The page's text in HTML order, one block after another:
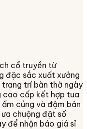
cổ truyền từ
đặc sắc xuất xưởng
trang trí bàn thờ ngày
cao cấp kết hợp tua
cúng và đậm bản
chuộng đặt số
để nhận báo giá sỉ